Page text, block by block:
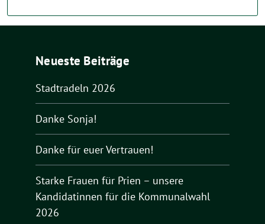
Neueste Beiträge
Stadtradeln 2026
Danke Sonja!
Danke für euer Vertrauen!
Starke Frauen für Prien – unsere
Kandidatinnen für die Kommunalwahl
2026